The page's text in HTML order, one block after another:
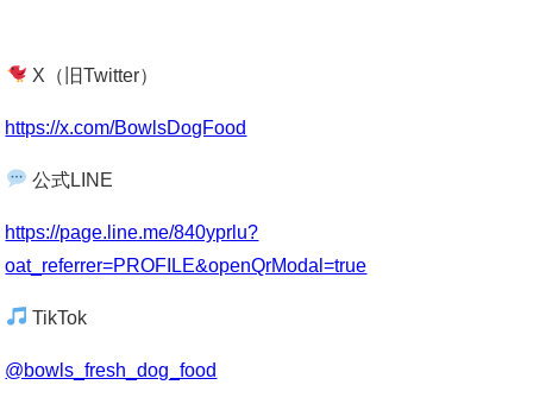
X（旧Twitter）
https://x.com/BowlsDogFood
公式LINE
https://page.line.me/840yprlu?
oat_referrer=PROFILE&openQrModal=true
TikTok
@bowls_fresh_dog_food